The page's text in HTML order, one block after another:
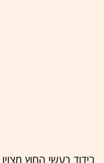
בידוד רעשי החוץ